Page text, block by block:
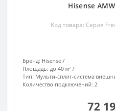
Hisense
Код товара: Серия
Бренд: Hisense
Площадь: до 40 м²
Тип: Мульти-сплит-система
Количество подключений: 2
72